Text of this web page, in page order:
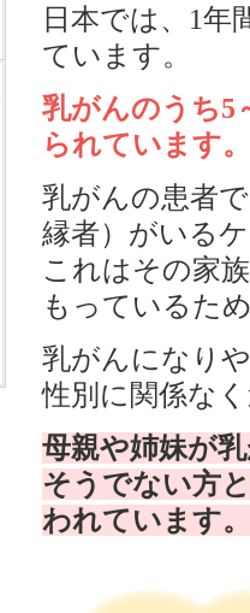
日本では、1年
ています。
乳がんのうち5
られています。
乳がんの患者
縁者）がいる
これはその家
もっているた
乳がんになり
性別に関係な
母親や姉妹が
そうでない方
われています。